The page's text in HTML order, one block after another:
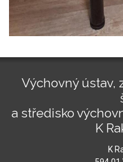
Výchovný ústav,
a středisko
K
K